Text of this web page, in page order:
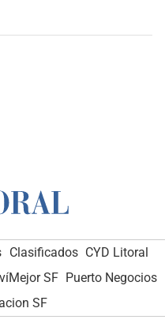
Clasificados CYD Litoral
SF Puerto Negocios
SF